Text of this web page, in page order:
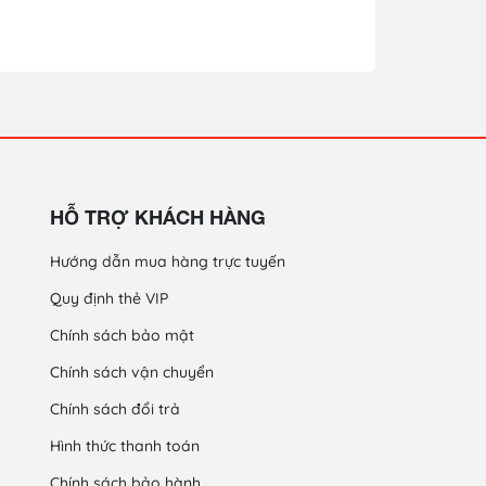
HỖ TRỢ KHÁCH HÀNG
Hướng dẫn mua hàng trực tuyến
Quy định thẻ VIP
Chính sách bảo mật
Chính sách vận chuyển
Chính sách đổi trả
Hình thức thanh toán